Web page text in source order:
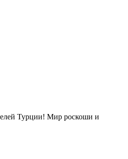
Турции! Мир роскоши и